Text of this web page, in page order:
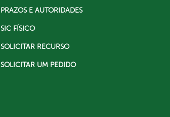
PRAZOS E AUTORIDADES
SIC FÍSICO
SOLICITAR RECURSO
SOLICITAR UM PEDIDO